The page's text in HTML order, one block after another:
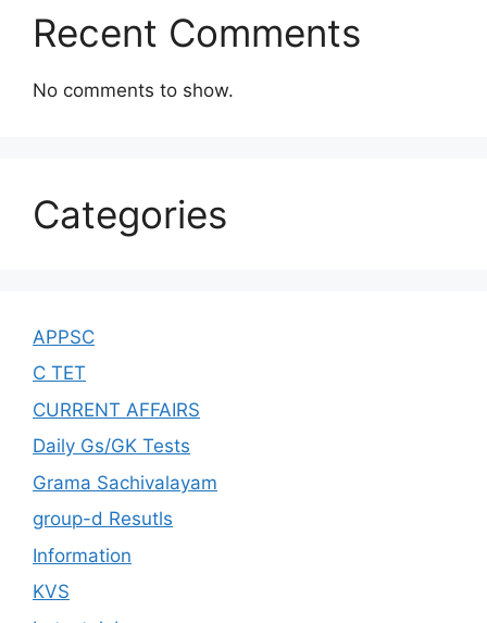
Recent Comments
No comments to show.
Categories
APPSC
C TET
CURRENT AFFAIRS
Daily Gs/GK Tests
Grama Sachivalayam
group-d Resutls
Information
KVS